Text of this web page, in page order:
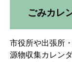
ごみカレ
市役所や出張所
源物収集カレン